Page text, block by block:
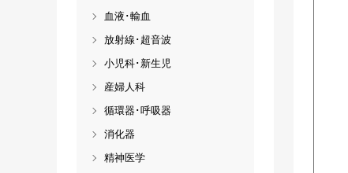
血液･輸血
放射線･超音波
小児科･新生児
産婦人科
循環器･呼吸器
消化器
精神医学